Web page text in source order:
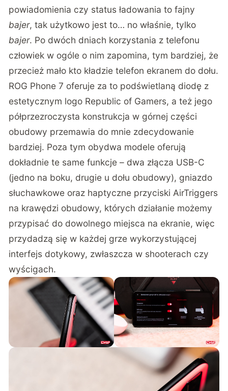
powiadomienia czy status ładowania to fajny
bajer, tak użytkowo jest to… no właśnie, tylko
bajer. Po dwóch dniach korzystania z telefonu
człowiek w ogóle o nim zapomina, tym bardziej, że
przecież mało kto kładzie telefon ekranem do dołu.
ROG Phone 7 oferuje za to podświetlaną diodę z
estetycznym logo Republic of Gamers, a też jego
półprzezroczysta konstrukcja w górnej części
obudowy przemawia do mnie zdecydowanie
bardziej. Poza tym obydwa modele oferują
dokładnie te same funkcje – dwa złącza USB-C
(jedno na boku, drugie u dołu obudowy), gniazdo
słuchawkowe oraz haptyczne przyciski AirTriggers
na krawędzi obudowy, których działanie możemy
przypisać do dowolnego miejsca na ekranie, więc
przydadzą się w każdej grze wykorzystującej
interfejs dotykowy, zwłaszcza w shooterach czy
wyścigach.